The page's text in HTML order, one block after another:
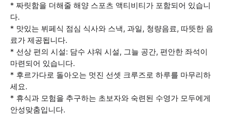
* 짜릿함을 더해줄 해양 스포츠 액티비티가 포함되어 있습니
다.
* 맛있는 뷔페식 점심 식사와 스낵, 과일, 청량음료, 따뜻한 음
료가 제공됩니다.
* 선상 편의 시설: 담수 샤워 시설, 그늘 공간, 편안한 좌석이
마련되어 있습니다.
* 후르가다로 돌아오는 멋진 선셋 크루즈로 하루를 마무리하
세요.
* 휴식과 모험을 추구하는 초보자와 숙련된 수영가 모두에게
안성맞춤입니다.